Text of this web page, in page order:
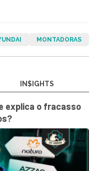
MONTADORAS
IN$IGHTS
explica o fracasso